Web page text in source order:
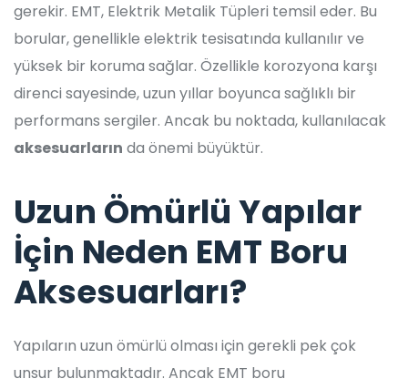
gerekir. EMT, Elektrik Metalik Tüpleri temsil eder. Bu
borular, genellikle elektrik tesisatında kullanılır ve
yüksek bir koruma sağlar. Özellikle korozyona karşı
direnci sayesinde, uzun yıllar boyunca sağlıklı bir
performans sergiler. Ancak bu noktada, kullanılacak
aksesuarların da önemi büyüktür.
Uzun Ömürlü Yapılar
İçin Neden EMT Boru
Aksesuarları?
Yapıların uzun ömürlü olması için gerekli pek çok
unsur bulunmaktadır. Ancak EMT boru